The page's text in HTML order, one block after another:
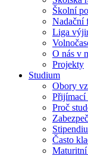
Školní
Nadační
Liga
O nás v
Projekty
Studium
Obory
Přijímací
Proč
Často
Maturitní